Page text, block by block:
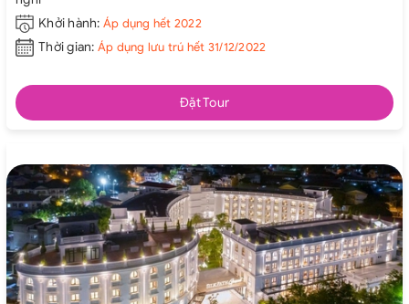
Khởi hành: Áp dụng hết 2022
Thời gian: Áp dụng lưu trú hết 31/12/2022
Đặt Tour